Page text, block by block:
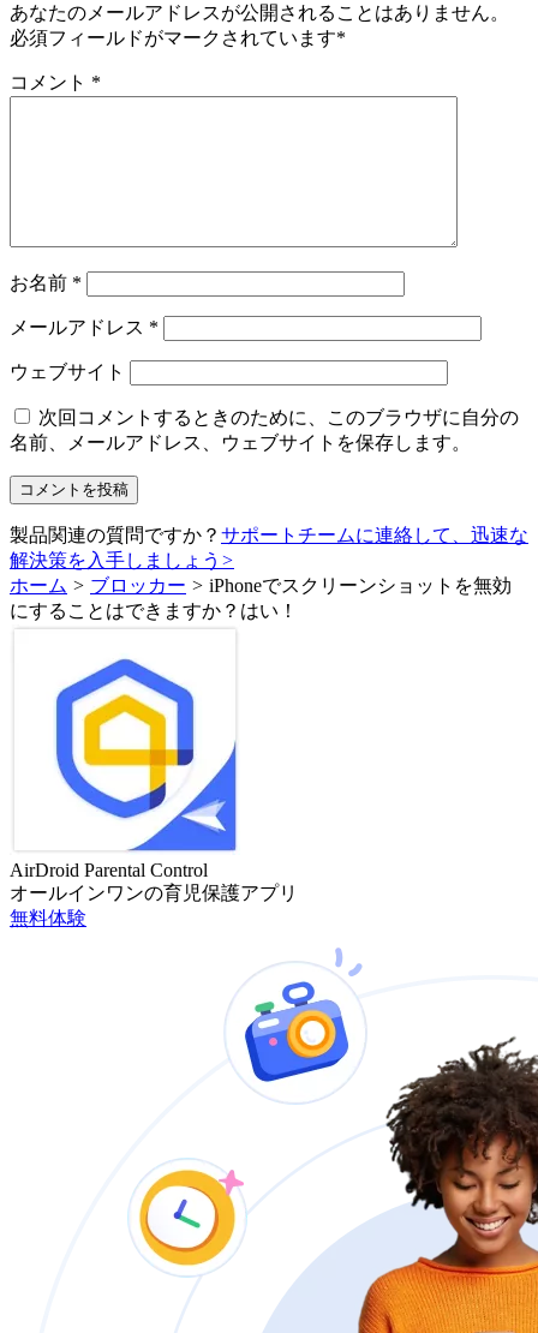
あなたのメールアドレスが公開されることはありません。
必須フィールドがマークされています*
コメント *
お名前 *
メールアドレス *
ウェブサイト
次回コメントするときのために、このブラウザに自分の
名前、メールアドレス、ウェブサイトを保存します。
製品関連の質問ですか？ サポートチームに連絡して、迅速な
解決策を入手しましょう >
ホーム > ブロッカー > iPhoneでスクリーンショットを無効
にすることはできますか？はい！
AirDroid Parental Control
オールインワンの育児保護アプリ
無料体験